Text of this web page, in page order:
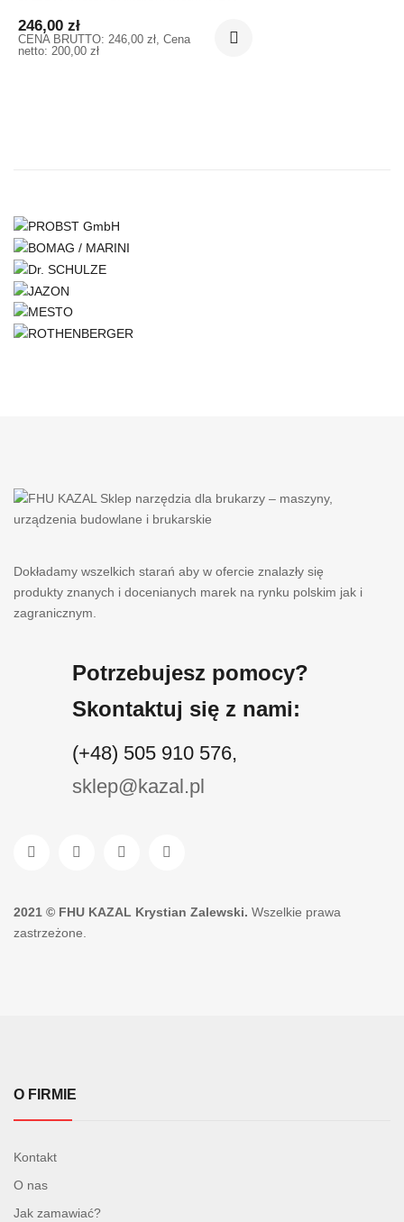
246,00 zł
CENA BRUTTO: 246,00 zł, Cena
netto: 200,00 zł
Dokładamy wszelkich starań aby w ofercie znalazły się
produkty znanych i docenianych marek na rynku polskim jak i
zagranicznym.
Potrzebujesz pomocy?
Skontaktuj się z nami:
(+48) 505 910 576,
sklep@kazal.pl
2021 © FHU KAZAL Krystian Zalewski. Wszelkie prawa
zastrzeżone.
O FIRMIE
Kontakt
O nas
Jak zamawiać?